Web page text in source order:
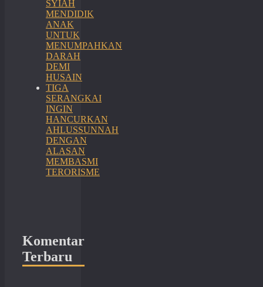
SYIAH
MENDIDIK
ANAK
UNTUK
MENUMPAHKAN
DARAH
DEMI
HUSAIN
TIGA
SERANGKAI
INGIN
HANCURKAN
AHLUSSUNNAH
DENGAN
ALASAN
MEMBASMI
TERORISME
Komentar
Terbaru